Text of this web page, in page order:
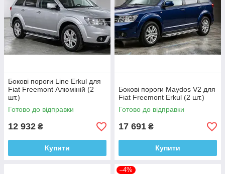
Бокові пороги Line Erkul для
Fiat Freemont Алюміній (2
шт.)
Готово до відправки
12 932 ₴
Купити
Бокові пороги Maydos V2 для
Fiat Freemont Erkul (2 шт.)
Готово до відправки
17 691 ₴
Купити
–4%